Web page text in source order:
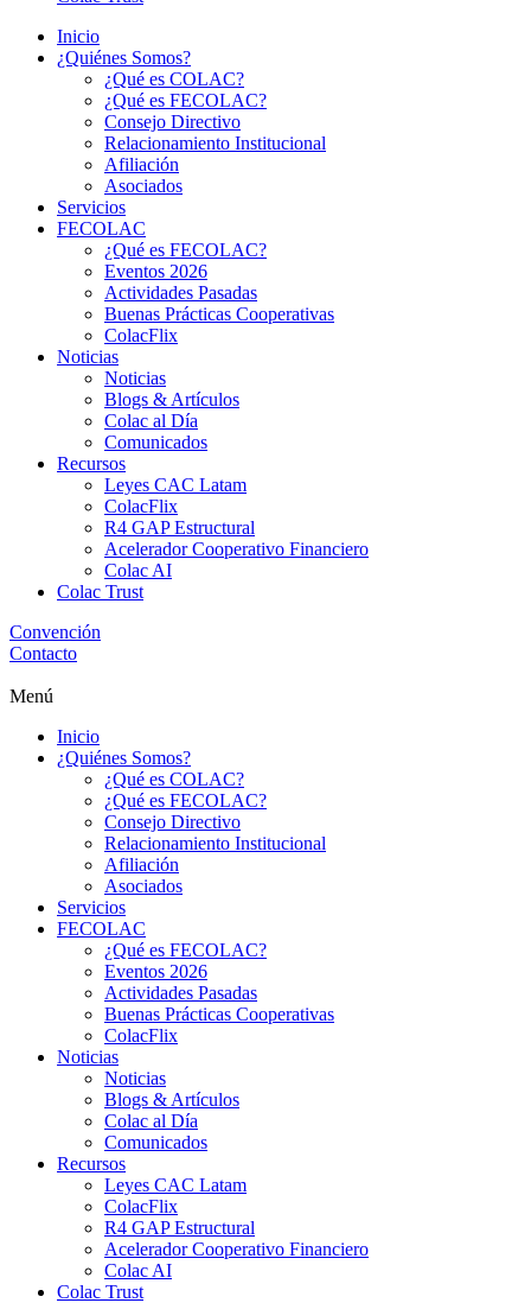
Inicio
¿Quiénes Somos?
¿Qué es COLAC?
¿Qué es FECOLAC?
Consejo Directivo
Relacionamiento Institucional
Afiliación
Asociados
Servicios
FECOLAC
¿Qué es FECOLAC?
Eventos 2026
Actividades Pasadas
Buenas Prácticas Cooperativas
ColacFlix
Noticias
Noticias
Blogs & Artículos
Colac al Día
Comunicados
Recursos
Leyes CAC Latam
ColacFlix
R4 GAP Estructural
Acelerador Cooperativo Financiero
Colac AI
Colac Trust
Convención
Contacto
Menú
Inicio
¿Quiénes Somos?
¿Qué es COLAC?
¿Qué es FECOLAC?
Consejo Directivo
Relacionamiento Institucional
Afiliación
Asociados
Servicios
FECOLAC
¿Qué es FECOLAC?
Eventos 2026
Actividades Pasadas
Buenas Prácticas Cooperativas
ColacFlix
Noticias
Noticias
Blogs & Artículos
Colac al Día
Comunicados
Recursos
Leyes CAC Latam
ColacFlix
R4 GAP Estructural
Acelerador Cooperativo Financiero
Colac AI
Colac Trust